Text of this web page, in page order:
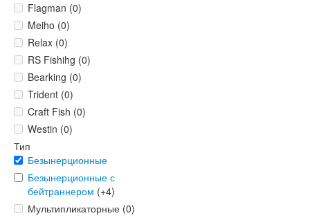
Flagman (0)
Meiho (0)
Relax (0)
RS Fishihg (0)
Bearking (0)
Trident (0)
Craft Fish (0)
Westin (0)
Тип
Безынерционные
Безынерционные с
бейтраннером (+4)
Мультипликаторные (0)